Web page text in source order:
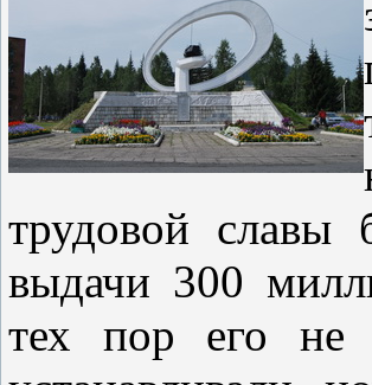
трудовой славы
выдачи 300
тех пор его не